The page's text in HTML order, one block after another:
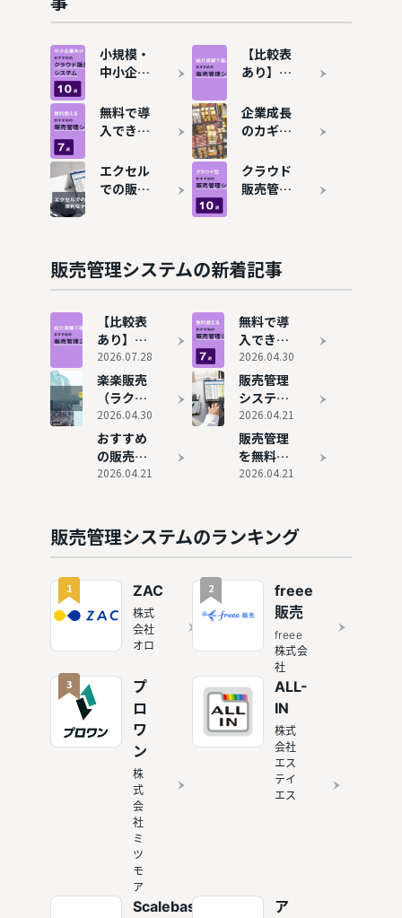
小規模・
中小企業
ウド販売
管理シス
すめ10選
【比較表
あり】販
ステムを
おすすめ
用相場も
合わせて
解説
無料で導
入できる
システム
おすすめ
企業成長
のカギを
売管理シ
ステム」
エクセル
での販売
ンプレー
トも紹介
クラウド
販売管理
SaaS活
用で業務
効率化
販売管理システムの新着記事
【比較表
あり】販
売管理シ
ステムを
おすすめ
14選！費
用相場も
合わせて
解説
2026.07.28
無料で導
入できる
販売管理
システム
おすすめ
7選
2026.04.30
楽楽販売
（ラクラ
クハンバ
イ）の評
判と実態
2026.04.30
販売管理
システム
のExcel
を用いた
作り方
2026.04.21
おすすめ
の販売管
理ソフト
2026.04.21
販売管理
を無料で
行う方法
可能なソ
フト4選
も紹介
2026.04.21
販売管理システムのランキング
1 ZAC
株式
会社
オロ
2
freee
販売
freee
株式会
社
3
プ
ロ
ワ
ン
株
式
会
社
ミ
ツ
モ
ア
ALL-
IN
株式
会社
エス
テイ
エス
Scalebase
ア